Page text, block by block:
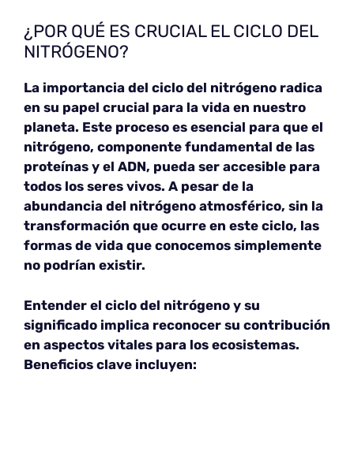
¿POR QUÉ ES CRUCIAL EL CICLO DEL
NITRÓGENO?
La importancia del ciclo del nitrógeno radica
en su papel crucial para la vida en nuestro
planeta. Este proceso es esencial para que el
nitrógeno, componente fundamental de las
proteínas y el ADN, pueda ser accesible para
todos los seres vivos. A pesar de la
abundancia del nitrógeno atmosférico, sin la
transformación que ocurre en este ciclo, las
formas de vida que conocemos simplemente
no podrían existir.
Entender el ciclo del nitrógeno y su
significado implica reconocer su contribución
en aspectos vitales para los ecosistemas.
Beneficios clave incluyen: